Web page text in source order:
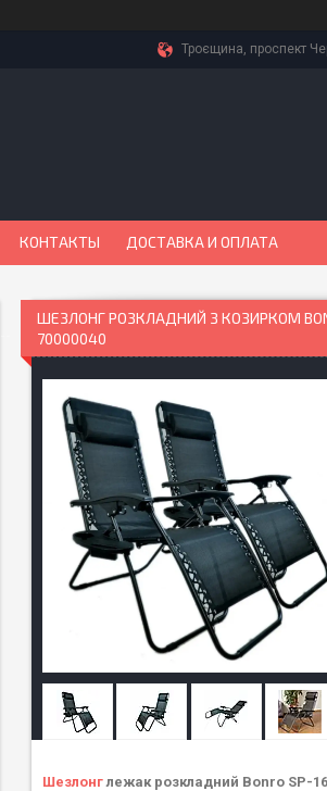
Троєщина, проспект
КОНТАКТЫ ДОСТАВКА И ОПЛАТА
ШЕЗЛОНГ РОЗКЛАДНИЙ З КОЗИРКОМ
70000040
Шезлонглежак розкладний Bonro SP-